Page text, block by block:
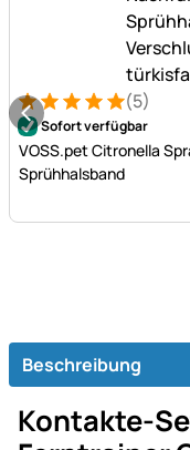
Bewertung: 5 von 5
5 Bewertungen
(5)
Sofort verfügbar
VOSS.pet Citronella
Sprühhalsband
Beschreibung
Kontakte-